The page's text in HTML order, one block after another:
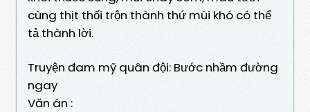
cùng thịt thối trộn thành thứ mùi khó có thể
tả thành lời.
Truyện đam mỹ quân đội: Bước nhầm đường
ngay
Văn án :